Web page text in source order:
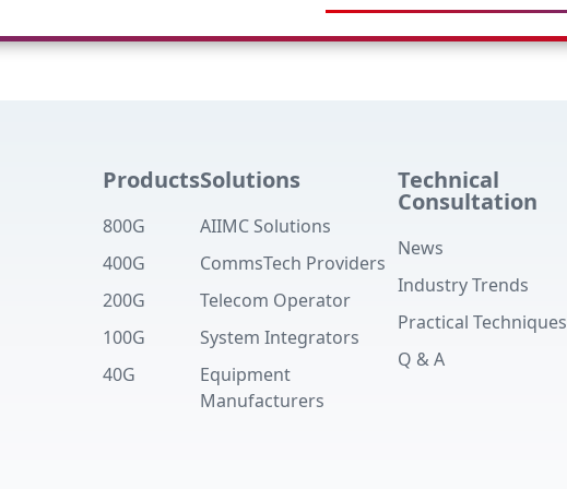
Products
800G
400G
200G
100G
40G
Solutions
AIIMC Solutions
CommsTech Providers
Telecom Operator
System Integrators
Equipment
Manufacturers
Technical
Consultation
News
Industry Trends
Practical Techniques
Q & A